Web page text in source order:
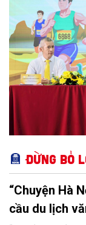
Đừng bỏ
“Chuyện Hà
cầu du lịch